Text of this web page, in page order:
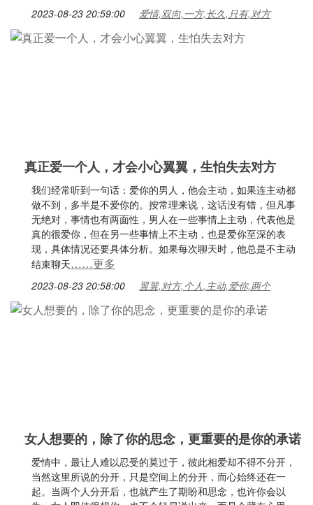
2023-08-23 20:59:00 爱情,双向,一方,长久,只有,对方
真正爱一个人，才会小心翼翼，生怕失去对方
我们经常听到一句话：爱你的男人，他会主动，如果连主动都
做不到，多半是不爱你的。按常理来说，这话没有错，但凡事
无绝对，事情也有两面性，男人在一些事情上主动，代表他是
真的很爱你，但在另一些事情上不主动，也是爱你至深的表
现，具体情况还要具体分析。如果每次聊天时，他总是不主动
结束聊天……更多
2023-08-23 20:58:00 翼翼,对方,个人,主动,爱你,两个
女人想要的，除了你的思念，更重要的是你的承诺
爱情中，最让人难以忍受的莫过于，彼此相爱却不得不分开，
当然这里所说的分开，只是空间上的分开，而心始终还在一
起。当两个人分开后，也就产生了期盼和思念，也许你会以